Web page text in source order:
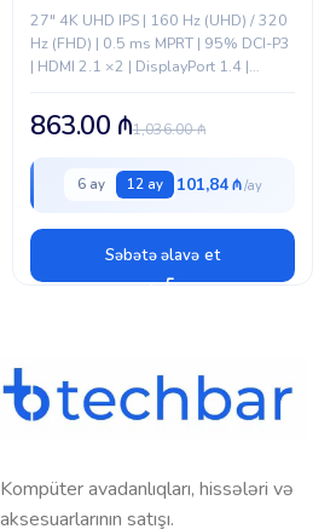
27" 4K UHD IPS | 160 Hz (UHD) / 320
Hz (FHD) | 0.5 ms MPRT | 95% DCI-P3
| HDMI 2.1 ×2 | DisplayPort 1.4 |
1,036.00₼
863.00 ₼
6 ay 12 ay 101,84 ₼
Səbətə əlavə et
Kompüter avadanlıqları, hissələri və
aksesuarlarının satışı.